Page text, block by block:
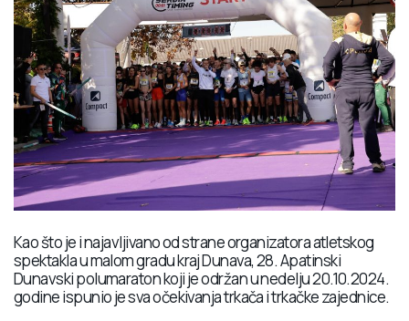
Kao što je i najavljivano od strane organizatora atletskog
spektakla u malom gradu kraj Dunava, 28. Apatinski
Dunavski polumaraton koji je održan u nedelju 20.10.2024.
godine ispunio je sva očekivanja trkača i trkačke zajednice.